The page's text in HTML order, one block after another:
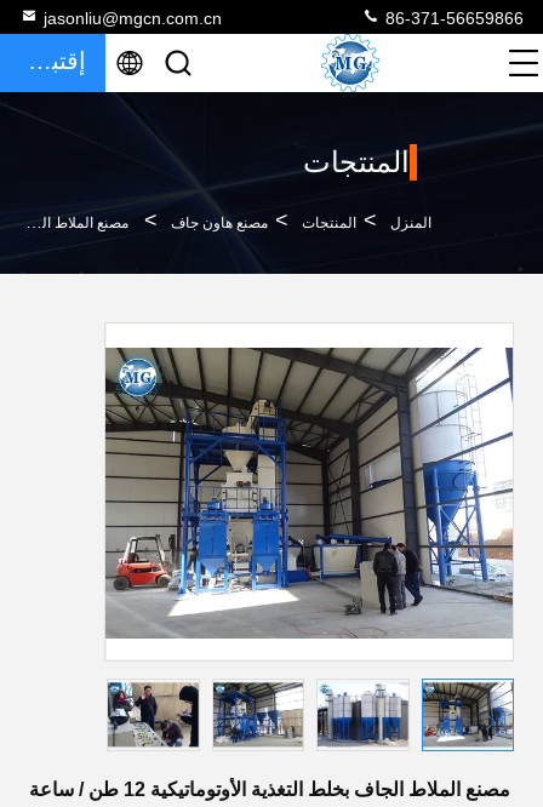
jasonliu@mgcn.com.cn 86-371-56659866
إقتباس
المنتجات
المنزل > المنتجات > مصنع هاون جاف > مصنع الملاط الجاف بخلط التغذية الأوتوماتيكية 12 طن / ساعة
مصنع الملاط الجاف بخلط التغذية الأوتوماتيكية 12 طن / ساعة